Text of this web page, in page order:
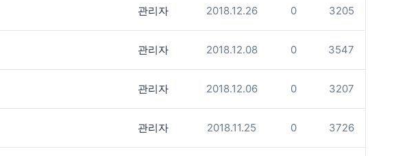
관리자 2018.12.26 0 3205
관리자 2018.12.08 0 3547
관리자 2018.12.06 0 3207
관리자 2018.11.25 0 3726